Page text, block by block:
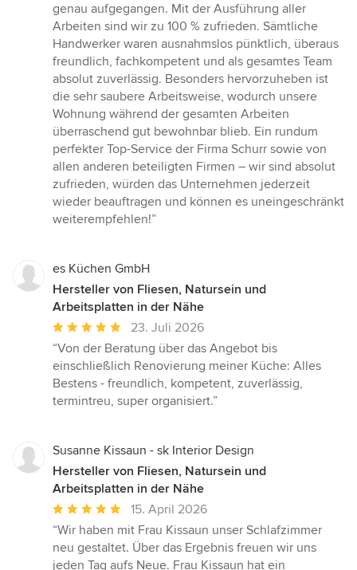
genau aufgegangen. Mit der Ausführung aller
Arbeiten sind wir zu 100 % zufrieden. Sämtliche
Handwerker waren ausnahmslos pünktlich, überaus
freundlich, fachkompetent und als gesamtes Team
absolut zuverlässig. Besonders hervorzuheben ist
die sehr saubere Arbeitsweise, wodurch unsere
Wohnung während der gesamten Arbeiten
überraschend gut bewohnbar blieb. Ein rundum
perfekter Top-Service der Firma Schurr sowie von
allen anderen beteiligten Firmen – wir sind absolut
zufrieden, würden das Unternehmen jederzeit
wieder beauftragen und können es uneingeschränkt
weiterempfehlen!”
es Küchen GmbH
Hersteller von Fliesen, Natursein und
Arbeitsplatten in der Nähe
Durchschnittliche
Bewertung:
5
von
5
23. Juli 2026
“Von der Beratung über das Angebot bis
einschließlich Renovierung meiner Küche: Alles
Bestens - freundlich, kompetent, zuverlässig,
termintreu, super organisiert.”
Susanne Kissaun - sk Interior Design
Hersteller von Fliesen, Natursein und
Arbeitsplatten in der Nähe
Durchschnittliche
Bewertung:
5
von
15. April 2026
“Wir haben mit Frau Kissaun unser Schlafzimmer
neu gestaltet. Über das Ergebnis freuen wir uns
jeden Tag aufs Neue. Frau Kissaun hat ein